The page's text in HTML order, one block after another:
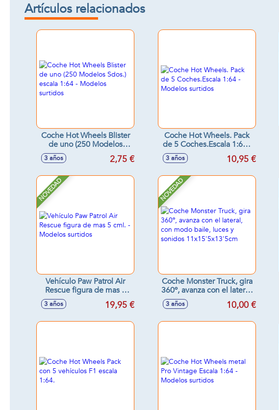
Artículos relacionados
Coche Hot Wheels Blister
de uno (250 Modelos
Sdos.) escala 1:64 -
Modelos surtidos
3 años 2,75 €
Coche Hot Wheels. Pack
de 5 Coches.Escala 1:64 -
Modelos surtidos
3 años 10,95 €
NOVEDAD
Vehículo Paw Patrol Air
Rescue figura de mas 5
cml. - Modelos surtidos
3 años 19,95 €
NOVEDAD
Coche Monster Truck, gira
360º, avanza con el lateral,
con modo baile, luces y
sonidos 11x15'5x13'5cm
3 años 10,00 €